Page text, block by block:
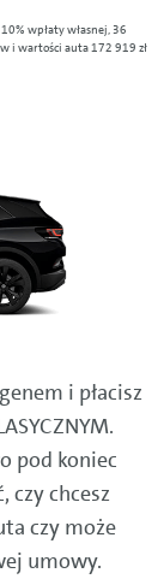
wpłaty własnej, 36
i wartości auta 172 919 zł
i płacisz
pod koniec
czy chcesz
czy może
umowy.